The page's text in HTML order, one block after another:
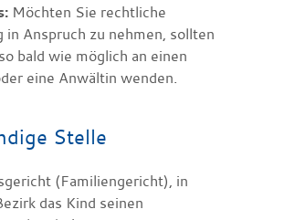
Möchten Sie rechtliche
in Anspruch zu nehmen, sollten
bald wie möglich an einen
eine Anwältin wenden.
Stelle
(Familiengericht), in
das Kind seinen